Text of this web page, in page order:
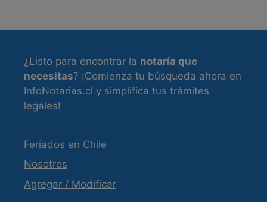
¿Listo para encontrar la notaría que
necesitas? ¡Comienza tu búsqueda ahora en
InfoNotarias.cl y simplifica tus trámites
legales!
Feriados en Chile
Nosotros
Agregar / Modificar